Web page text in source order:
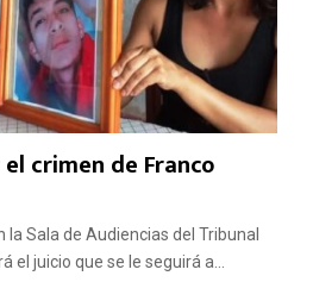
crimen de Franco
la Sala de Audiencias del Tribunal
el juicio que se le seguirá a...